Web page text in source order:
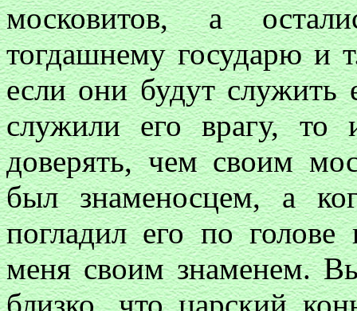
московитов, а
тогдашнему государю и
если они будут
служили его врагу,
доверять, чем своим
был знаменосцем, а
погладил его по
меня своим знаменем.